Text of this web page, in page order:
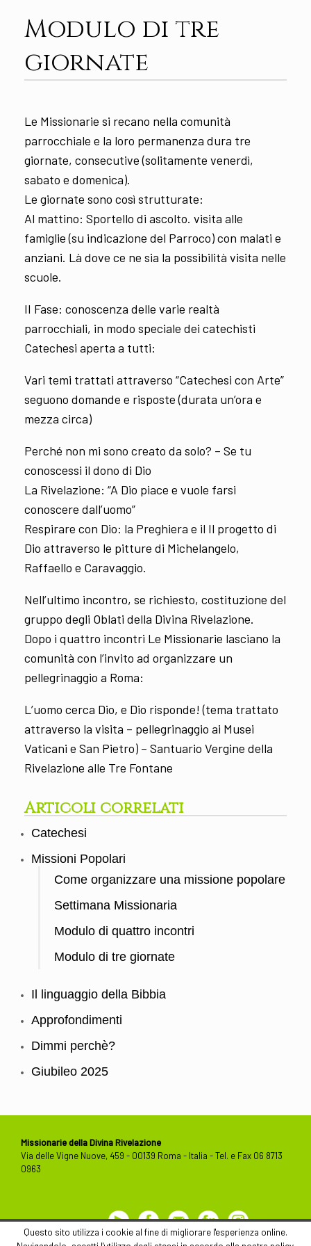
Modulo di tre
giornate
Le Missionarie si recano nella comunità
parrocchiale e la loro permanenza dura tre
giornate, consecutive (solitamente venerdì,
sabato e domenica).
Le giornate sono così strutturate:
Al mattino: Sportello di ascolto. visita alle
famiglie (su indicazione del Parroco) con malati e
anziani. Là dove ce ne sia la possibilità visita nelle
scuole.
II Fase: conoscenza delle varie realtà
parrocchiali, in modo speciale dei catechisti
Catechesi aperta a tutti:
Vari temi trattati attraverso “Catechesi con Arte”
seguono domande e risposte (durata un’ora e
mezza circa)
Perché non mi sono creato da solo? – Se tu
conoscessi il dono di Dio
La Rivelazione: “A Dio piace e vuole farsi
conoscere dall’uomo”
Respirare con Dio: la Preghiera e il Il progetto di
Dio attraverso le pitture di Michelangelo,
Raffaello e Caravaggio.
Nell’ultimo incontro, se richiesto, costituzione del
gruppo degli Oblati della Divina Rivelazione.
Dopo i quattro incontri Le Missionarie lasciano la
comunità con l’invito ad organizzare un
pellegrinaggio a Roma:
L’uomo cerca Dio, e Dio risponde! (tema trattato
attraverso la visita – pellegrinaggio ai Musei
Vaticani e San Pietro) – Santuario Vergine della
Rivelazione alle Tre Fontane
Articoli correlati
Catechesi
Missioni Popolari
Come organizzare una missione popolare
Settimana Missionaria
Modulo di quattro incontri
Modulo di tre giornate
Il linguaggio della Bibbia
Approfondimenti
Dimmi perchè?
Giubileo 2025
Missionarie della Divina Rivelazione
Via delle Vigne Nuove, 459 - 00139 Roma - Italia - Tel. e Fax 06 8713
0963
YoutubeFacebook
Contact
Us
FlickrInstagram
Questo sito utilizza i cookie al fine di migliorare l'esperienza online.